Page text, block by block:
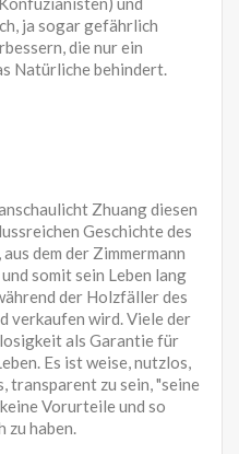
ja sogar gefährlich
die nur ein
Natürliche behindert.
Zhuang diesen
Geschichte des
dem der Zimmermann
somit sein Leben lang
der Holzfäller des
verkaufen wird. Viele der
als Garantie für
Es ist weise, nutzlos,
transparent zu sein, "seine
Vorurteile und so
zu haben.